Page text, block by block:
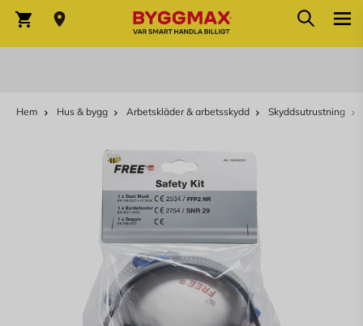
Varukorg Sök
Hem Hus & bygg Arbetskläder & arbetsskydd Skyddsutrustning